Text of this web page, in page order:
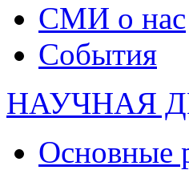
СМИ о нас
События
НАУЧНАЯ
Основные